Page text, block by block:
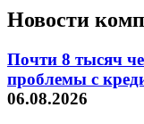
Новости
Почти 8 тысяч
проблемы с
06.08.2026